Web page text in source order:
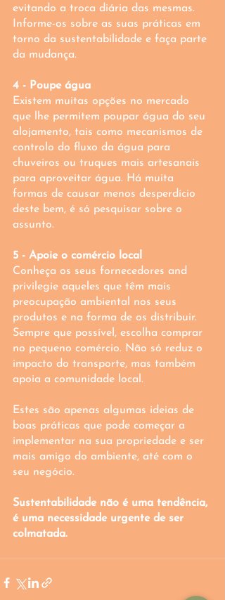
evitando a troca diária das mesmas.
Informe-os sobre as suas práticas em
torno da sustentabilidade e faça parte
da mudança.
4 - Poupe água
Existem muitas opções no mercado
que lhe permitem poupar água do seu
alojamento, tais como mecanismos de
controlo do fluxo da água para
chuveiros ou truques mais artesanais
para aproveitar água. Há muita
formas de causar menos desperdício
deste bem, é só pesquisar sobre o
assunto.
5 - Apoie o comércio local
Conheça os seus fornecedores and
privilegie aqueles que têm mais
preocupação ambiental nos seus
produtos e na forma de os distribuir.
Sempre que possível, escolha comprar
no pequeno comércio. Não só reduz o
impacto do transporte, mas também
apoia a comunidade local.
Estes são apenas algumas ideias de
boas práticas que pode começar a
implementar na sua propriedade e ser
mais amigo do ambiente, até com o
seu negócio.
Sustentabilidade não é uma tendência,
é uma necessidade urgente de ser
colmatada.